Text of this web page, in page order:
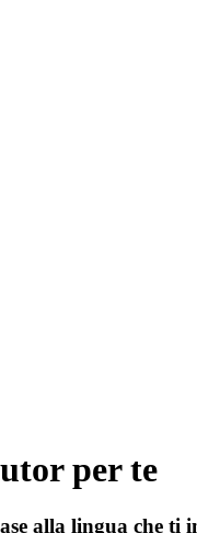
per te
alla lingua che ti